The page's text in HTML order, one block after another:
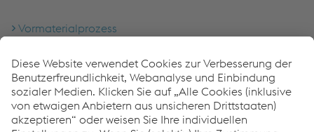
Vormaterialprozess
Hubbalkenofen
Walzstraße
Windungsleger & Rollentransport